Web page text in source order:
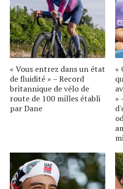
« Vous entrez dans un état
de fluidité » – Record
britannique de vélo de
route de 100 milles établi
par Dane
«
»